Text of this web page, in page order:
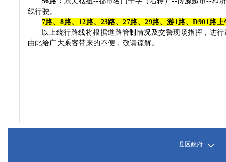
线行驶。
7路、8路、12路、23路、27路、29路、游1路、D901路
以上绕行路线将根据道路管制情况及交警现场指挥，进
由此给广大乘客带来的不便，敬请谅解。
县区政府